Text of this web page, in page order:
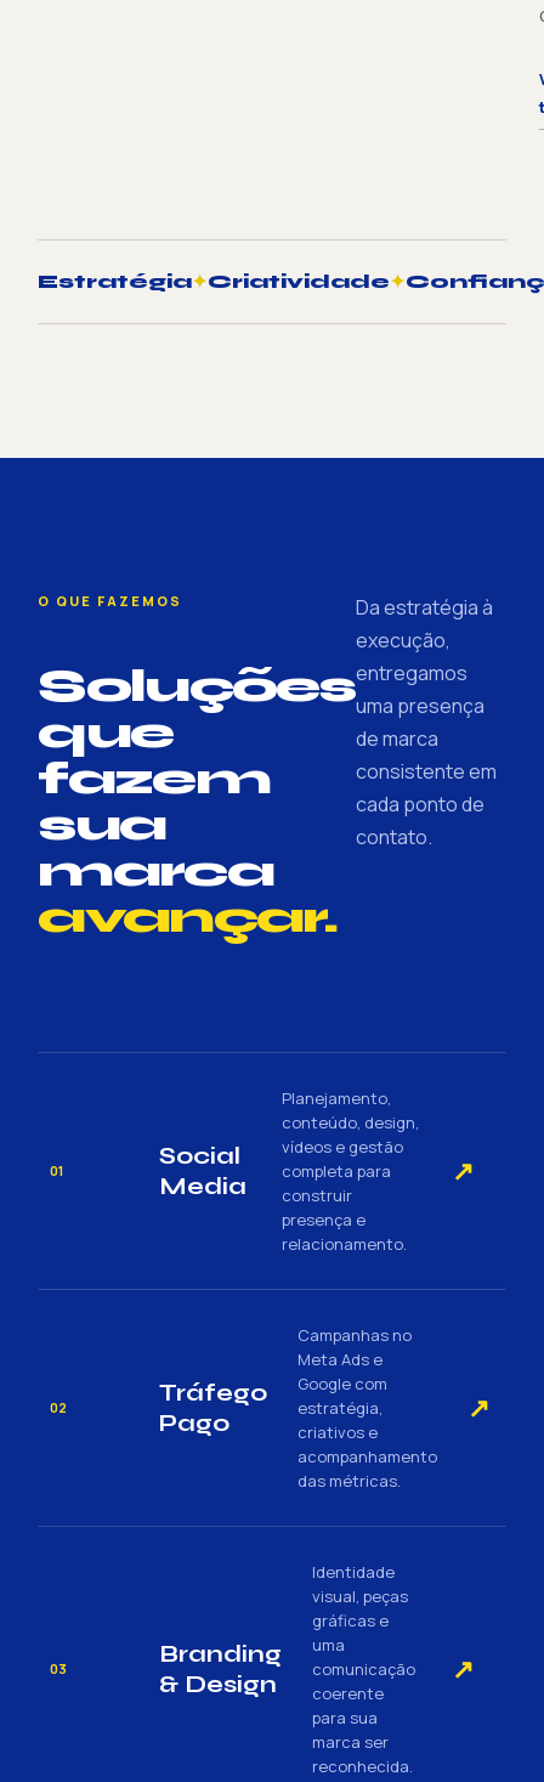
Estratégia✦Criatividade✦
O QUE FAZEMOS
Soluções
que
fazem
sua
marca
avançar.
Da estratégia à
execução,
entregamos
uma presença
de marca
consistente em
cada ponto de
contato.
01
Social
Media
Planejamento,
conteúdo, design,
vídeos e gestão
completa para
construir
presença e
relacionamento.
↗
02
Tráfego
Pago
Campanhas no
Meta Ads e
Google com
estratégia,
criativos e
acompanhamento
das métricas.
↗
03
Branding
& Design
Identidade
visual, peças
gráficas e
uma
comunicação
coerente
para sua
marca ser
reconhecida.
↗